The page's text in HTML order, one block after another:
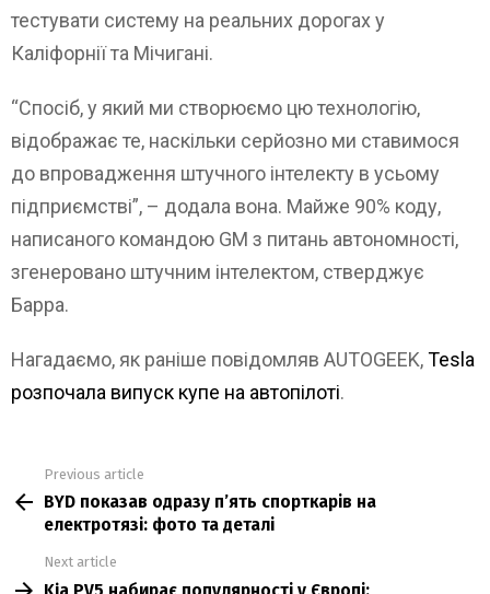
тестувати систему на реальних дорогах у
Каліфорнії та Мічигані.
“Спосіб, у який ми створюємо цю технологію,
відображає те, наскільки серйозно ми ставимося
до впровадження штучного інтелекту в усьому
підприємстві”, – додала вона. Майже 90% коду,
написаного командою GM з питань автономності,
згенеровано штучним інтелектом, стверджує
Барра.
Нагадаємо, як раніше повідомляв AUTOGEEK,Tesla
розпочала випуск купе на автопілоті.
more
Previous article
BYD показав одразу п’ять спорткарів на
електротязі: фото та деталі
Next article